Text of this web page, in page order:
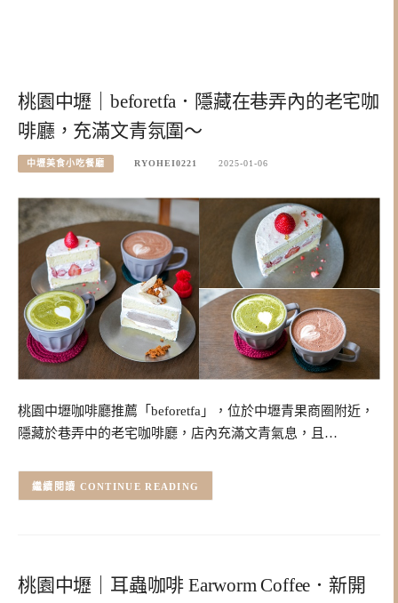
桃園中壢｜beforetfa．隱藏在巷弄內的老宅咖
啡廳，充滿文青氛圍～
中壢美食小吃餐廳 RYOHEI0221 2025-01-06
桃園中壢咖啡廳推薦「beforetfa」，位於中壢青果商圈附近，
隱藏於巷弄中的老宅咖啡廳，店內充滿文青氣息，且…
CONTINUE READING
桃園中壢｜耳蟲咖啡 Earworm Coffee．新開